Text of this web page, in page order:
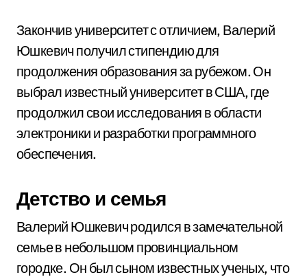
Закончив университет с отличием, Валерий
Юшкевич получил стипендию для
продолжения образования за рубежом. Он
выбрал известный университет в США, где
продолжил свои исследования в области
электроники и разработки программного
обеспечения.
Детство и семья
Валерий Юшкевич родился в замечательной
семье в небольшом провинциальном
городке. Он был сыном известных ученых, что